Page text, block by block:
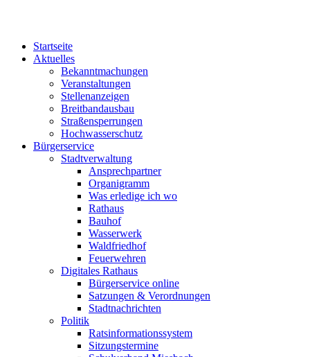
Startseite
Aktuelles
Bekanntmachungen
Veranstaltungen
Stellenanzeigen
Breitbandausbau
Straßensperrungen
Hochwasserschutz
Bürgerservice
Stadtverwaltung
Ansprechpartner
Organigramm
Was erledige ich wo
Rathaus
Bauhof
Wasserwerk
Waldfriedhof
Feuerwehren
Digitales Rathaus
Bürgerservice online
Satzungen & Verordnungen
Stadtnachrichten
Politik
Ratsinformationssystem
Sitzungstermine